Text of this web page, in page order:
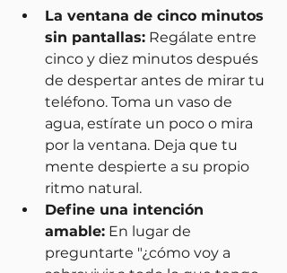
La ventana de cinco minutos
sin pantallas: Regálate entre
cinco y diez minutos después
de despertar antes de mirar tu
teléfono. Toma un vaso de
agua, estírate un poco o mira
por la ventana. Deja que tu
mente despierte a su propio
ritmo natural.
Define una intención
amable: En lugar de
preguntarte "¿cómo voy a